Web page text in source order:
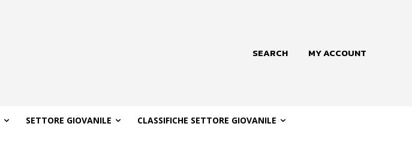
SEARCH MY ACCOUNT
SETTORE GIOVANILE CLASSIFICHE SETTORE GIOVANILE